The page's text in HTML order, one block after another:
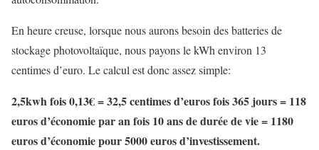
En heure creuse, lorsque nous aurons besoin des batteries de
stockage photovoltaïque, nous payons le kWh environ 13
centimes d’euro. Le calcul est donc assez simple:
2,5kwh fois 0,13€ = 32,5 centimes d’euros fois 365 jours = 118
euros d’économie par an fois 10 ans de durée de vie = 1180
euros d’économie pour 5000 euros d’investissement.